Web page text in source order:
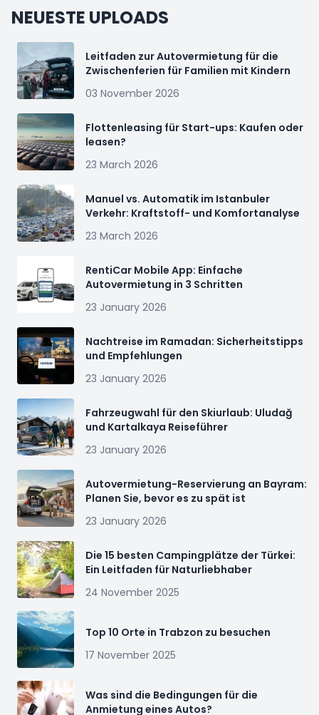
NEUESTE UPLOADS
Leitfaden zur Autovermietung für die
Zwischenferien für Familien mit Kindern
03 November 2026
Flottenleasing für Start-ups: Kaufen oder
leasen?
23 March 2026
Manuel vs. Automatik im Istanbuler
Verkehr: Kraftstoff- und Komfortanalyse
23 March 2026
RentiCar Mobile App: Einfache
Autovermietung in 3 Schritten
23 January 2026
Nachtreise im Ramadan: Sicherheitstipps
und Empfehlungen
23 January 2026
Fahrzeugwahl für den Skiurlaub: Uludağ
und Kartalkaya Reiseführer
23 January 2026
Autovermietung-Reservierung an Bayram:
Planen Sie, bevor es zu spät ist
23 January 2026
Die 15 besten Campingplätze der Türkei:
Ein Leitfaden für Naturliebhaber
24 November 2025
Top 10 Orte in Trabzon zu besuchen
17 November 2025
Was sind die Bedingungen für die
Anmietung eines Autos?